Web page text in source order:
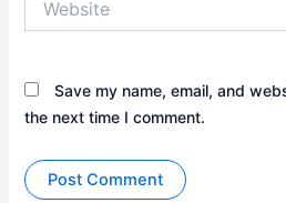
Save my name, email, and
the next time I comment.